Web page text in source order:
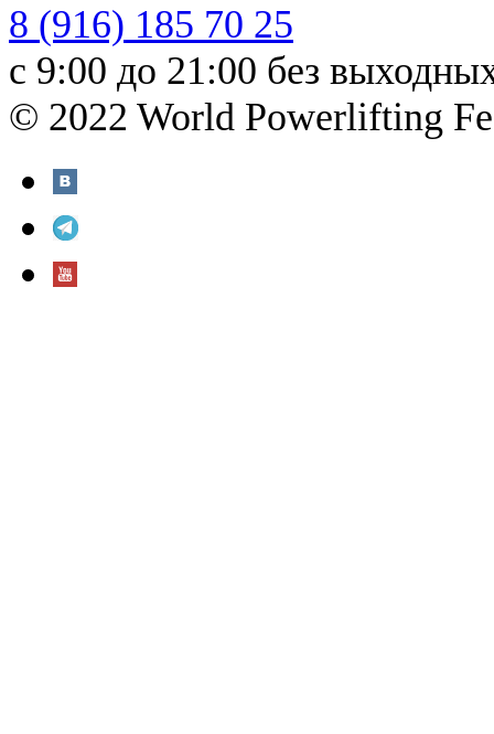
8 (916) 185 70 25
с 9:00 до 21:00 без
© 2022 World Powerlifting